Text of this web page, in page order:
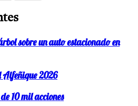
sobre un auto estacionado en
Alfeñique 2026
10 mil acciones